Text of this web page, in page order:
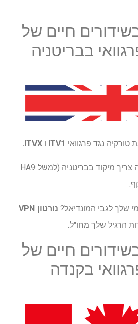
חיים של
בבריטניה
טורקיה נגד פרגוואי ITV1 ו ITVX
.
כדי לצפות בשידור חי אתה צריך מיקוד בבריטניה (למשל HA9
שלך לגבי המונדיאל? נורטון VPN
הרגיל שלך מחו"ל.
חיים של
בקנדה